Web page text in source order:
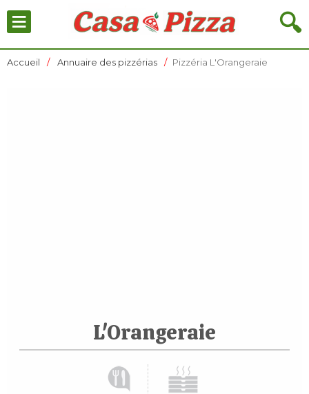
🔍
≡
Accueil Annuaire des pizzérias Pizzéria L'Orangeraie
L'Orangeraie